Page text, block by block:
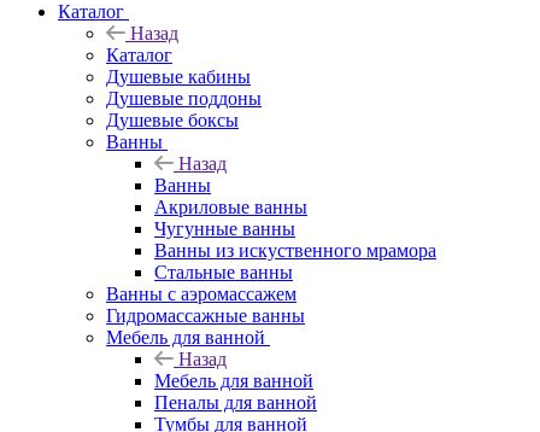
Каталог
Назад
Каталог
Душевые кабины
Душевые поддоны
Душевые боксы
Ванны
Назад
Ванны
Акриловые ванны
Чугунные ванны
Ванны из искуственного мрамора
Стальные ванны
Ванны с аэромассажем
Гидромассажные ванны
Мебель для ванной
Назад
Мебель для ванной
Пеналы для ванной
Тумбы для ванной